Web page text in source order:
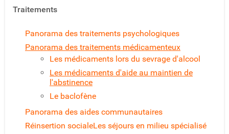
Traitements
Panorama des traitements psychologiques
Panorama des traitements médicamenteux
Les médicaments lors du sevrage d'alcool
Les médicaments d'aide au maintien de
l'abstinence
Le baclofène
Panorama des aides communautaires
Réinsertion socialeLes séjours en milieu spécialisé